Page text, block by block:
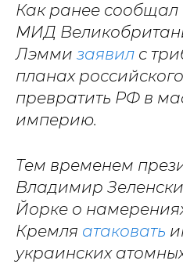
Как ранее сообщал
МИД
Лэмми заявил с
планах
превратить РФ в
империю.
Тем временем
Владимир
Йорке о
Кремля атаковать
украинских